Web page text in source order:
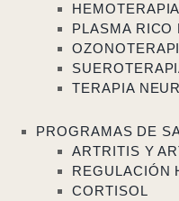
PLASMA RICO
TERAPIA
PROGRAMAS DE
ARTRITIS Y
REGULACIÓN
CORTISOL